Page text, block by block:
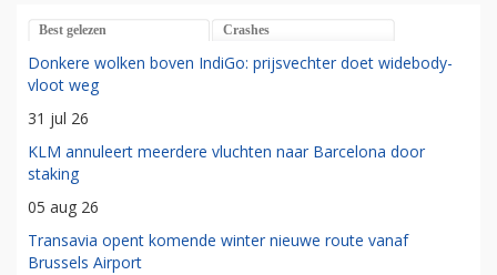
Best gelezen Crashes
Donkere wolken boven IndiGo: prijsvechter doet widebody-
vloot weg
31 jul 26
KLM annuleert meerdere vluchten naar Barcelona door
staking
05 aug 26
Transavia opent komende winter nieuwe route vanaf
Brussels Airport